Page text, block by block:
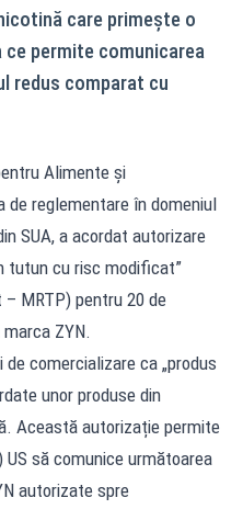
care primește o
permite comunicarea
redus comparat cu
Alimente și
de reglementare în domeniul
SUA, a acordat autorizare
tutun cu risc modificat”
MRTP) pentru 20 de
ZYN.
comercializare ca „produs
unor produse din
Această autorizație permite
să comunice următoarea
autorizate spre